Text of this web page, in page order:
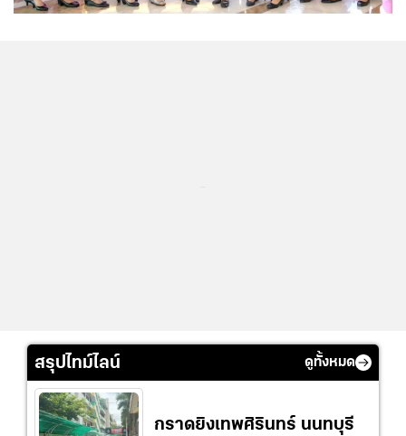
สรุปไทม์ไลน์ ดูทั้งหมด
กราดยิงเทพศิรินทร์ นนทบุรี